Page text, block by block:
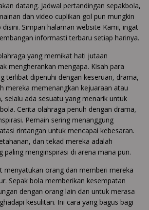
datang. Jadwal pertandingan sepakbola,
dan video cuplikan gol pun mungkin
disini. Simpan halaman website Kami, ingat
informasti terbaru setiap harinya.
yang memikat hati jutaan
mengherankan mengapa. Kisah para
terlibat dipenuhi dengan keseruan, drama,
mereka memenangkan kejuaraan atau
selalu ada sesuatu yang menarik untuk
Cerita olahraga penuh dengan drama,
Pemain sering menanggung
rintangan untuk mencapai kebesaran.
dan tekad mereka adalah
paling menginspirasi di arena mana pun.
menyatukan orang dan memberi mereka
Sepak bola memberikan kesempatan
dengan orang lain dan untuk merasa
kesulitan. Ini cara yang bagus bagi